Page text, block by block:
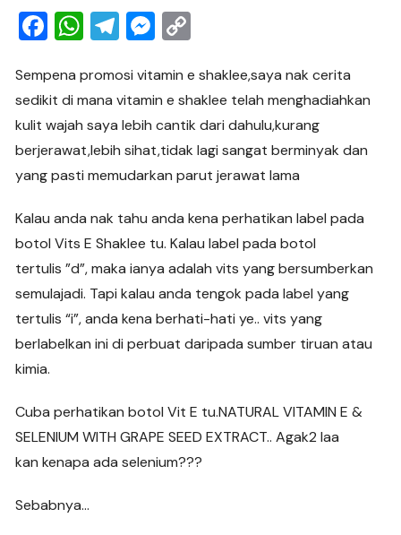
F
c
e
b
o
k
W
at
s
A
p
T
e
gr
a
m
M
ss
e
n
g
p
y
Li
n
Sempena promosi vitamin e shaklee,saya nak cerita
sedikit di mana vitamin e shaklee telah menghadiahkan
kulit wajah saya lebih cantik dari dahulu,kurang
berjerawat,lebih sihat,tidak lagi sangat berminyak dan
yang pasti memudarkan parut jerawat lama
Kalau anda nak tahu anda kena perhatikan label pada
botol Vits E Shaklee tu. Kalau label pada botol
tertulis ”d”, maka ianya adalah vits yang bersumberkan
semulajadi. Tapi kalau anda tengok pada label yang
tertulis “i”, anda kena berhati-hati ye.. vits yang
berlabelkan ini di perbuat daripada sumber tiruan atau
kimia.
Cuba perhatikan botol Vit E tu.NATURAL VITAMIN E &
SELENIUM WITH GRAPE SEED EXTRACT.. Agak2 laa
kan kenapa ada selenium???
Sebabnya…